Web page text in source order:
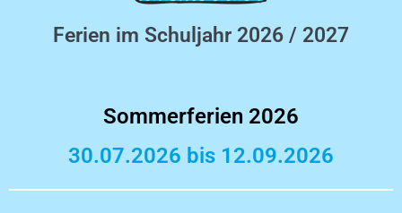
Ferien im Schuljahr 2026 / 2027
Sommerferien 2026
30.07.2026 bis 12.09.2026